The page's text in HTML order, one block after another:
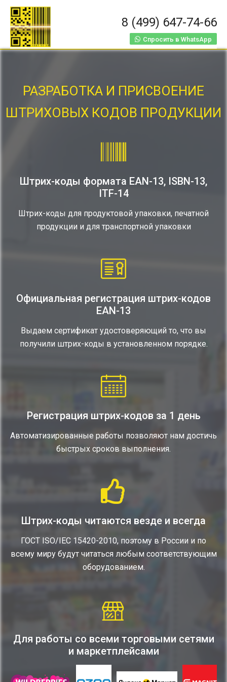
8 (499) 647-74-66
Спросить в WhatsApp
РАЗРАБОТКА И ПРИСВОЕНИЕ
ШТРИХОВЫХ КОДОВ ПРОДУКЦИИ
Штрих-коды формата EAN-13, ISBN-13,
ITF-14
Штрих-коды для продуктовой упаковки, печатной
продукции и для транспортной упаковки
Официальная регистрация штрих-кодов
EAN-13
Выдаем сертификат удостоверяющий то, что вы
получили штрих-коды в установленном порядке.
Регистрация штрих-кодов за 1 день
Автоматизированные работы позволяют нам достичь
быстрых сроков выполнения.
Штрих-коды читаются везде и всегда
ГОСТ ISO/IEC 15420-2010, поэтому в России и по
всему миру будут читаться любым соответствующим
оборудованием.
Для работы со всеми торговыми сетями
и маркетплейсами